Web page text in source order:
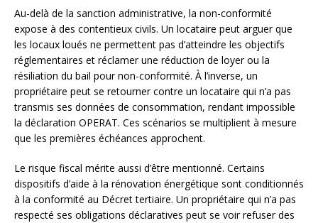
Au-delà de la sanction administrative, la non-conformité
expose à des contentieux civils. Un locataire peut arguer que
les locaux loués ne permettent pas d’atteindre les objectifs
réglementaires et réclamer une réduction de loyer ou la
résiliation du bail pour non-conformité. À l’inverse, un
propriétaire peut se retourner contre un locataire qui n’a pas
transmis ses données de consommation, rendant impossible
la déclaration OPERAT. Ces scénarios se multiplient à mesure
que les premières échéances approchent.
Le risque fiscal mérite aussi d’être mentionné. Certains
dispositifs d’aide à la rénovation énergétique sont conditionnés
à la conformité au Décret tertiaire. Un propriétaire qui n’a pas
respecté ses obligations déclaratives peut se voir refuser des